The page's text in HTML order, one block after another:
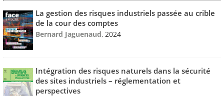
La gestion des risques industriels passée au crible
de la cour des comptes
Bernard Jaguenaud, 2024
Intégration des risques naturels dans la sécurité
des sites industriels – réglementation et
perspectives